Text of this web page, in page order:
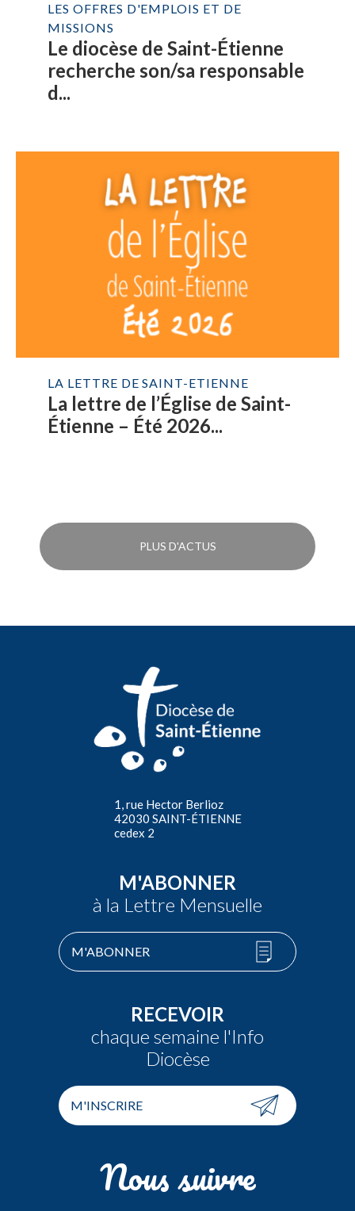
LES OFFRES D'EMPLOIS ET DE
MISSIONS
Le diocèse de Saint-Étienne
recherche son/sa responsable
d...
LA LETTRE DE SAINT-ETIENNE
La lettre de l’Église de Saint-
Étienne – Été 2026...
PLUS D'ACTUS
1, rue Hector Berlioz
42030 SAINT-ÉTIENNE
cedex 2
M'ABONNER
à la Lettre Mensuelle
M'ABONNER
RECEVOIR
chaque semaine l'Info
Diocèse
M'INSCRIRE
Nous suivre